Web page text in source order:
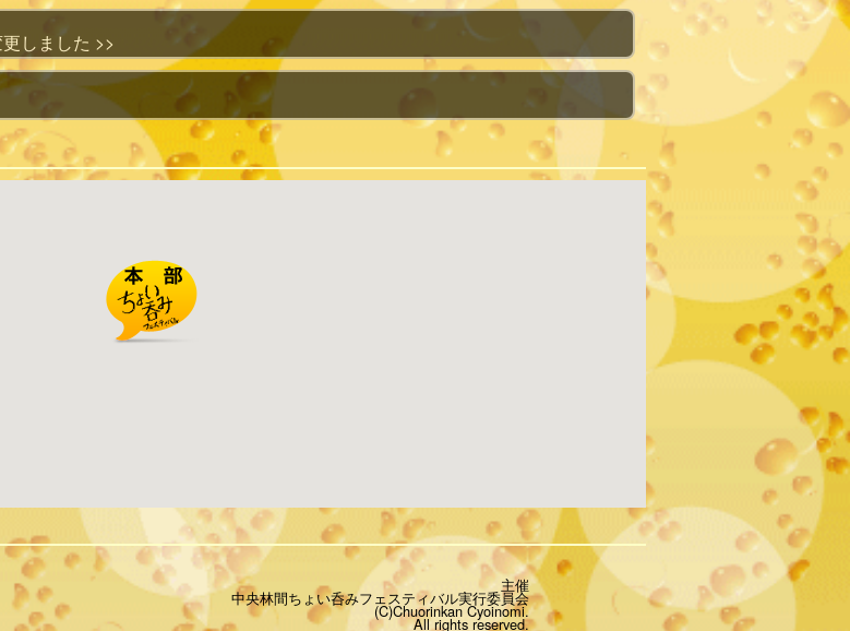
しました >>
主催
中央林間ちょい呑みフェスティバル実行委員会
(C)Chuorinkan Cyoinomi.
All rights reserved.